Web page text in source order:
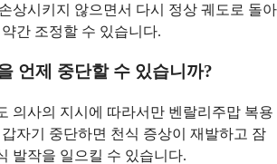
상시키지 않으면서 다시 정상 궤도로 돌아
간 조정할 수 있습니다.
언제 중단할 수 있습니까?
의사의 지시에 따라서만 벤랄리주맙 복용
자기 중단하면 천식 증상이 재발하고 잠
발작을 일으킬 수 있습니다.